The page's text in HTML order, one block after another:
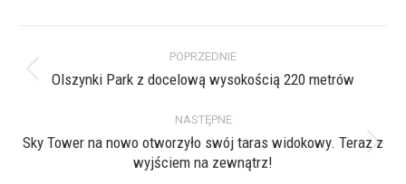
wpisów
POPRZEDNIE
Poprzedni
Olszynki Park z docelową wysokością 220 metrów
NASTĘPNE
Następny
Sky Tower na nowo otworzyło swój taras widokowy. Teraz z
wyjściem na zewnątrz!